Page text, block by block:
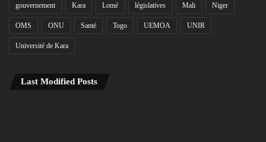
gouvernement Kara Lomé législatives Mali Niger
OMS ONU Santé Togo UEMOA UNIR
Université de Kara
Last Modified Posts